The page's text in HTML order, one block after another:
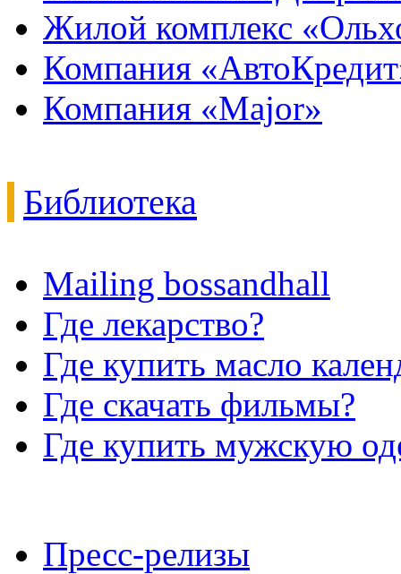
Жилой комплекс
Компания
Компания «Major»
Библиотека
Mailing bossandhall
Где лекарство?
Где купить масло
Где скачать фильмы?
Где купить мужскую
Пресс-релизы